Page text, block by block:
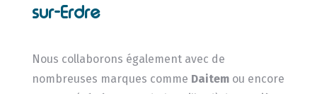
sur-Erdre
Nous collaborons également avec de
nombreuses marques comme Daitemou encore